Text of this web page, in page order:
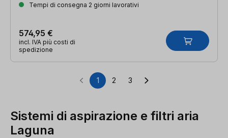
Tempi di consegna 2 giorni lavorativi
574,95 €
incl. IVA più costi di
spedizione
Pagina
1 Pagina
2 Pagina
3
Sistemi di aspirazione e filtri aria
Laguna